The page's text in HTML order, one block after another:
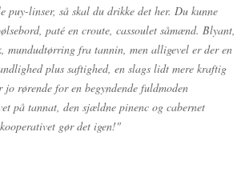
puy-linser, så skal du drikke det her. Du kunne
paté en croute, cassoulet såmænd. Blyant,
mundudtørring fra tannin, men alligevel er der en
plus saftighed, en slags lidt mere kraftig
rørende for en begyndende fuldmoden
på tannat, den sjældne pinenc og cabernet
gør det igen!"